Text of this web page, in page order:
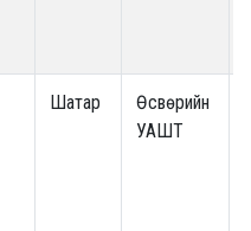
Шатар
Өсвөрийн
УАШТ